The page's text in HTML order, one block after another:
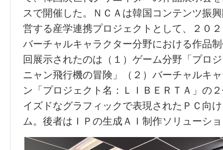
スで開催した。ＮＣＡは韓国コンテンツ振
営する産学連携プロジェクトとして、２０
バーチャルキャラクター分野における作品
回展示されたのは（１）ゲーム分野「プロ
ニャン飛行機の冒険」（２）バーチャルキ
ン「プロジェクト名：ＬＩＢＥＲＴＡ」の
イズドなグラフィックで表現されたＰＣ向
ム。後者はＩＰの生成ＡＩ制作ソリューシ